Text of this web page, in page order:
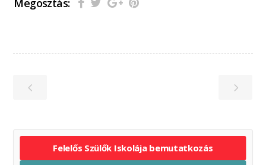
Megosztás:
Felelős Szülők Iskolája bemutatkozás